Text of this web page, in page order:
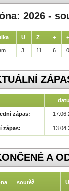
2026 -
U Z +
3. 11 6 0
zápas:
zápas:
A
soutěž U